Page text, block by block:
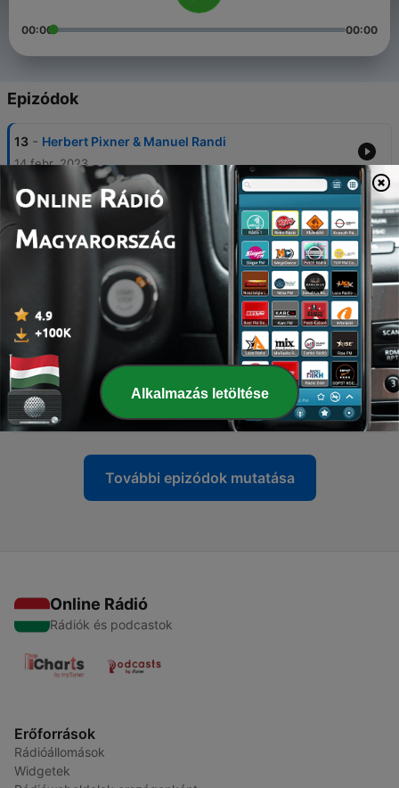
00:00 00:00
Epizódok
13 - Herbert Pixner & Manuel Randi
14 febr. 2023
12 - Volksmusikpodcast S02-E01 / Fabian Steindl
Volksmusikpodcast Episode 11 / Quirin Kaiser
10 - Volksmusikpodcast Episode 10 / Dominik
Meißnitzer
15 ápr. 2021
9 - Volksmusikpodcast 09 / Heidelore Wallisch-
Schauer
03 márc. 2021
További epizódok mutatása
Online Rádió
Rádiók és podcastok
Erőforrások
Rádióállomások
Widgetek
Alkalmazás letöltése